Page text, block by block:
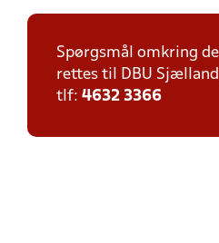
Spørgsmål omkring
rettes til DBU
tlf: 4632 3366